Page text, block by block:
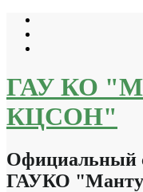
Перейти
содержимому
ГАУ КО
КЦСОН"
Официальный
ГАУКО